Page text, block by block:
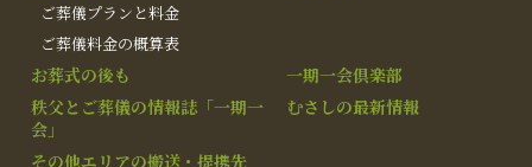
ご葬儀プランと料金
ご葬儀料金の概算表
お葬式の後も
一期一会倶楽部
秩父とご葬儀の情報誌「一期一
会」
むさしの最新情報
その他エリアの搬送・提携先